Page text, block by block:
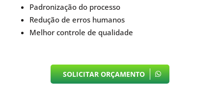
Padronização do processo
Redução de erros humanos
Melhor controle de qualidade
SOLICITAR ORÇAMENTO